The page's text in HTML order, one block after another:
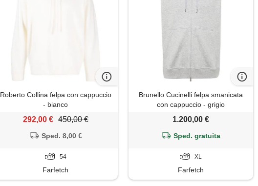
Roberto Collina felpa con cappuccio
- bianco
292,00 € 450,00 €
Sped. 8,00 €
54
Farfetch
Brunello Cucinelli felpa smanicata
con cappuccio - grigio
1.200,00 €
Sped. gratuita
XL
Farfetch